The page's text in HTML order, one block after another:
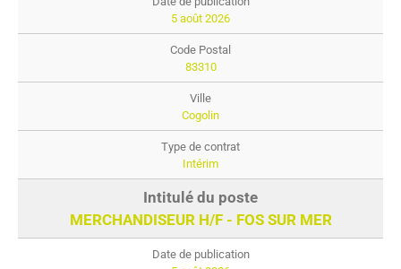
5 août 2026
83310
Cogolin
Intérim
MERCHANDISEUR H/F - FOS SUR MER